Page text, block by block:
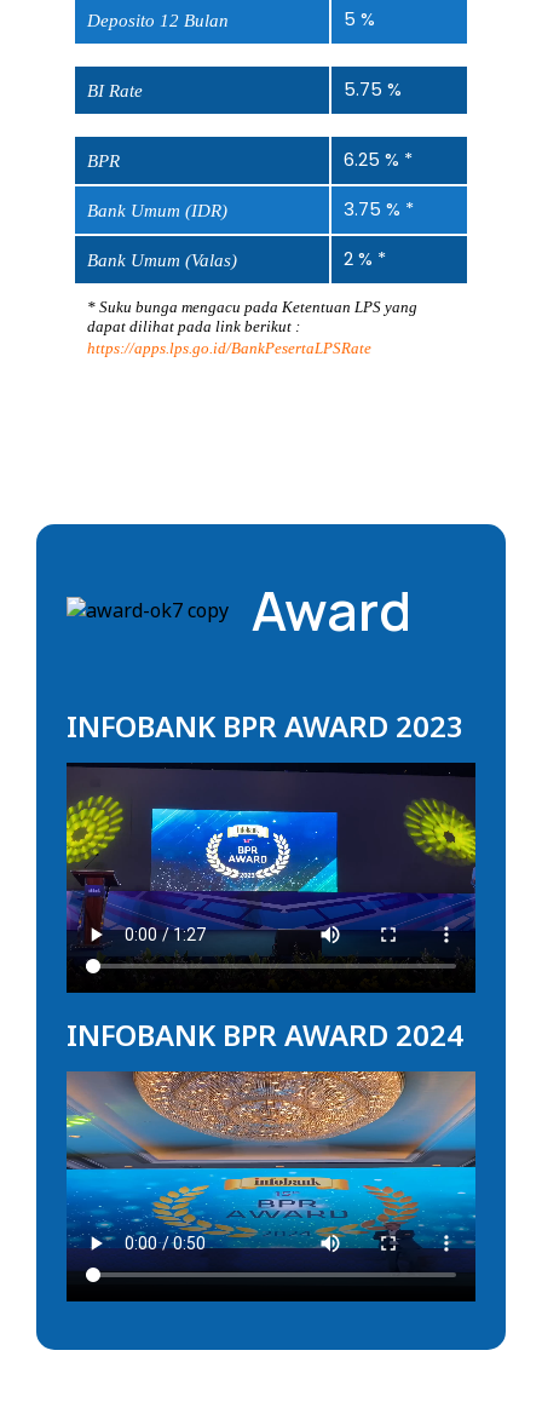
Deposito 12 Bulan 5 %
BI Rate 5.75 %
BPR 6.25 % *
Bank Umum (IDR) 3.75 % *
Bank Umum (Valas) 2 % *
* Suku bunga mengacu pada Ketentuan LPS yang
dapat dilihat pada link berikut :
https://apps.lps.go.id/BankPesertaLPSRate
Award
INFOBANK BPR AWARD 2023
INFOBANK BPR AWARD 2024